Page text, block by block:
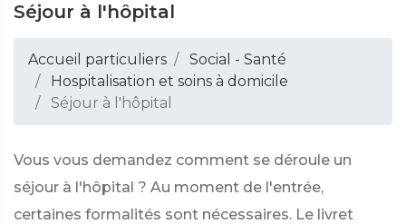
Séjour à l'hôpital
Accueil particuliers
Social - Santé
Hospitalisation et soins à domicile
Séjour à l'hôpital
Vous vous demandez comment se déroule un
séjour à l'hôpital ? Au moment de l'entrée,
certaines formalités sont nécessaires. Le livret